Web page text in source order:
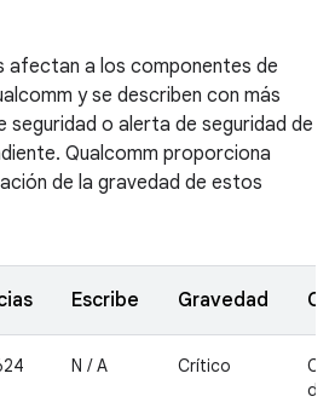
afectan a los componentes de
y se describen con más
seguridad o alerta de seguridad de
Qualcomm proporciona
de la gravedad de estos
Escribe Gravedad
N / A Crítico
de